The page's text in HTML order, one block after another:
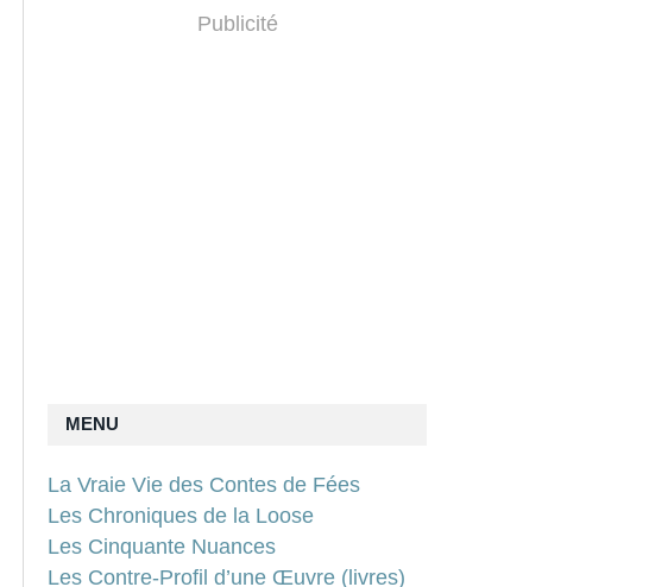
Publicité
MENU
La Vraie Vie des Contes de Fées
Les Chroniques de la Loose
Les Cinquante Nuances
Les Contre-Profil d’une Œuvre (livres)